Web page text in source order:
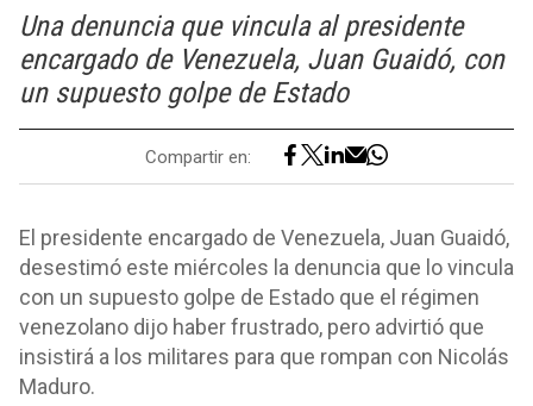
Una denuncia que vincula al presidente
encargado de Venezuela, Juan Guaidó, con
un supuesto golpe de Estado
Compartir en:
El presidente encargado de Venezuela, Juan Guaidó,
desestimó este miércoles la denuncia que lo vincula
con un supuesto golpe de Estado que el régimen
venezolano dijo haber frustrado, pero advirtió que
insistirá a los militares para que rompan con Nicolás
Maduro.